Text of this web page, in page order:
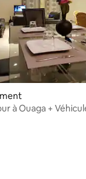
à Ouaga +